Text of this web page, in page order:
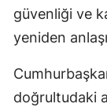
güvenliği ve
yeniden
doğrultudaki